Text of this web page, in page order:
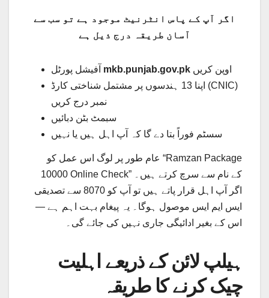
اگر آپ کے پاس انٹرنیٹ موجود ہے تو سب سے
آسان طریقہ درج ذیل ہے
mkb.punjab.gov.pk اوپن کریں
اپنا 13 ہندسوں پر مشتمل شناختی کارڈ (CNIC)
نمبر درج کریں
سبمٹ بٹن دبائیں
سسٹم فوراً بتا دے گا کہ آپ اہل ہیں یا نہیں
عام طور پر لوگ اس عمل کو “Ramzan Package
10000 Online Check” کے نام سے سرچ کرتے ہیں۔
اگر آپ اہل قرار پاتے ہیں تو آپ کو 8070 سے تصدیقی
ایس ایم ایس موصول ہوگا۔ یہ پیغام بہت اہم ہے —
اس کے بغیر ادائیگی جاری نہیں کی جائے گی۔
ہیلپ لائن کے ذریعے اہلیت
چیک کرنے کا طریقہ